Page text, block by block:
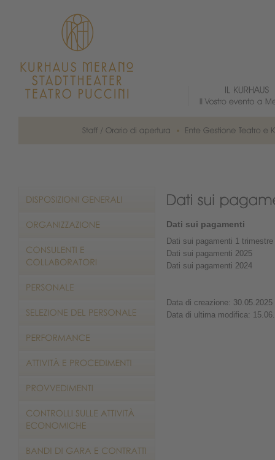
Dati sui pagamenti
Dati sui pagamenti 1 trimestre
Dati sui pagamenti 2025
Dati sui pagamenti 2024
Data di creazione: 30.05.2025
Data di ultima modifica: